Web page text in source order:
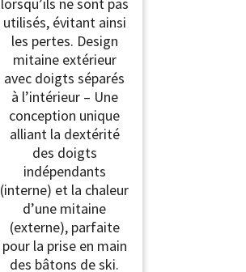
lorsqu’ils ne sont pas
utilisés, évitant ainsi
les pertes. Design
mitaine extérieur
avec doigts séparés
à l’intérieur – Une
conception unique
alliant la dextérité
des doigts
indépendants
(interne) et la chaleur
d’une mitaine
(externe), parfaite
pour la prise en main
des bâtons de ski.